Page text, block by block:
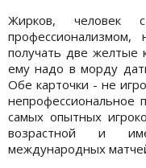
Жирков, человек
получать две желтые
ему надо в морду
Обе карточки - не
самых опытных
возрастной и
международных